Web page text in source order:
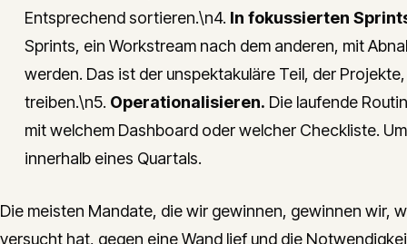
Entsprechend sortieren.\n4. In fokussierten
Sprints, ein Workstream nach dem anderen, mit
werden. Das ist der unspektakuläre Teil, der
treiben.\n5. Operationalisieren. Die laufende
mit welchem Dashboard oder welcher Checkliste.
innerhalb eines Quartals.
Die meisten Mandate, die wir gewinnen, gewinnen wir,
versucht hat, gegen eine Wand lief und die